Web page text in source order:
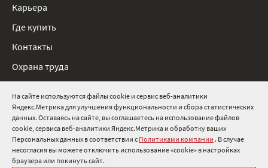
На сайте используются файлы cookie и сервис веб-аналитики
Яндекс.Метрика для улучшения функциональности и сбора статистических
данных. Оставаясь на сайте, вы соглашаетесь на использование файлов
cookie, сервиса веб-аналитики Яндекс.Метрика и обработку ваших
Персональных данных в соответствии с Политиками компании . В случае
несогласия вы можете отключить использование «cookie» в настройках
браузера или покинуть сайт.
8 800 511 91 82
info@onduline.ru
Россия Беларусь Казахстан
Карьера
Где купить
Контакты
Охрана труда